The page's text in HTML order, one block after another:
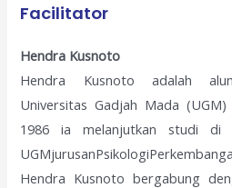
Facilitator
Hendra Kusnoto
Hendra Kusnoto adalah
Universitas Gadjah Mada
1986 ia melanjutkan studi di
Hendra Kusnoto bergabung